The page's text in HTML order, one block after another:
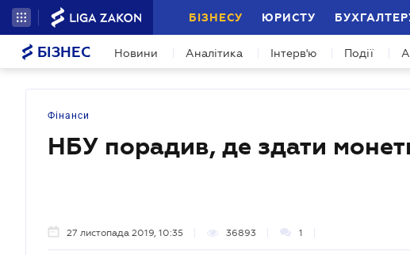
БІЗНЕСУ ЮРИСТУ
БІЗНЕС Новини Аналітика Інтерв'ю Події
Фінанси
НБУ порадив, де здати
27 листопада 2019, 10:35 36893 1